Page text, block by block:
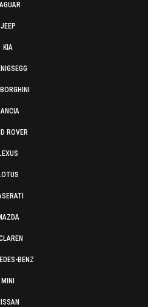
JEEP
KIA
ROVER
LEXUS
BENZ
MINI